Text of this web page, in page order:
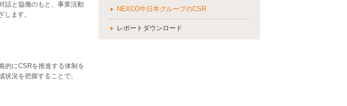
話と協働のもと、事業活動
ます。
的にCSRを推進する体制を
況を把握することで、
NEXCO中日本グループのCSR
レポートダウンロード